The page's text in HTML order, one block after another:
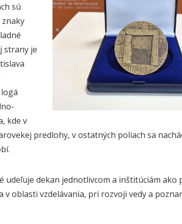
sú
strany je
kde v
predlohy, v ostatných poliach sa
udeľuje dekan jednotlivcom a inštitúciám ako
oblasti vzdelávania, pri rozvoji vedy a